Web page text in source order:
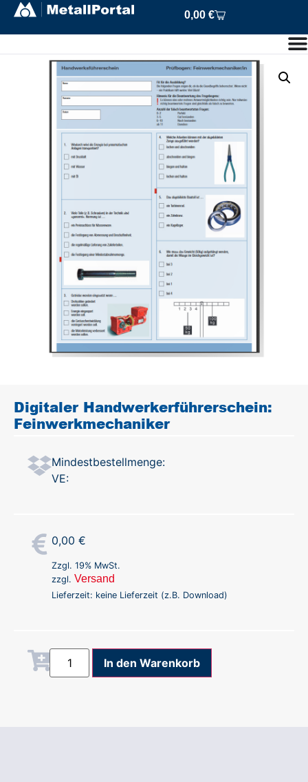
0,00 €
Digitaler Handwerkerführerschein:
Feinwerkmechaniker
Mindestbestellmenge:
VE:
0,00 €
Zzgl. 19% MwSt.
zzgl. Versand
Lieferzeit: keine Lieferzeit (z.B. Download)
In den Warenkorb